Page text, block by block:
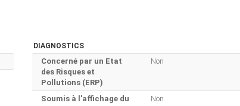
DIAGNOSTICS
Concerné par un Etat
des Risques et
Pollutions (ERP)
Non
Soumis à l'affichage du
Non